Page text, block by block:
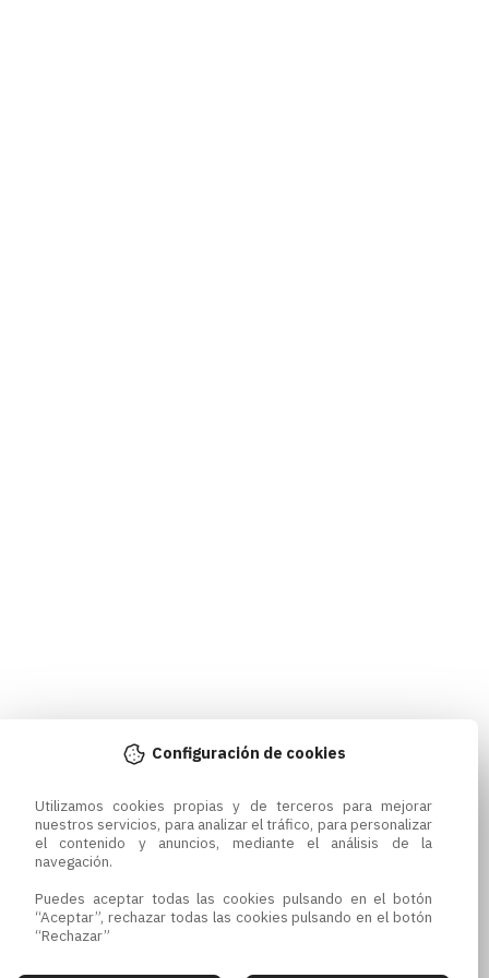
Configuración de cookies
Utilizamos cookies propias y de terceros para mejorar
nuestros servicios, para analizar el tráfico, para personalizar
el contenido y anuncios, mediante el análisis de la
navegación.
Puedes aceptar todas las cookies pulsando en el botón
“Aceptar”, rechazar todas las cookies pulsando en el botón
“Rechazar”